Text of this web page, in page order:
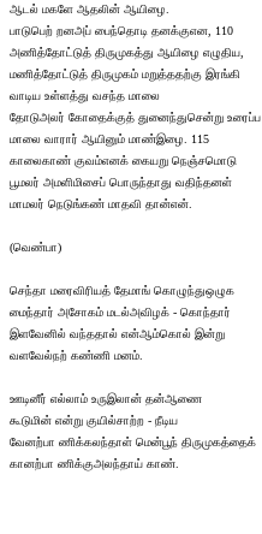
ஆடல் மகளே ஆதலின் ஆயிழை.
பாடுபெற் றனஅப் பைந்தொடி தனக்குஎன, 110
அணித்தோட்டுத் திருமுகத்து ஆயிழை எழுதிய,
மணித்தோட்டுத் திருமுகம் மறுத்ததற்கு இரங்கி
வாடிய உள்ளத்து வசந்த மாலை
தோடுஅலர் கோதைக்குத் துனைந்துசென்று உரைப்ப
மாலை வாரார் ஆயினும் மாண்இழை. 115
காலைகாண் குவம்எனக் கையறு நெஞ்சமொடு
பூமலர் அமளிமிசைப் பொருந்தாது வதிந்தனள்
மாமலர் நெடுங்கண் மாதவி தான்என்.
(வெண்பா)
செந்தா மரைவிரியத் தேமாங் கொழுந்துஒழுக
மைந்தார் அசோகம் மடல்அவிழக் - கொந்தார்
இளவேனில் வந்ததால் என்ஆம்கொல் இன்று
வளவேல்நற் கண்ணி மனம்.
ஊடினீர் எல்லாம் உருஇலான் தன்ஆணை
கூடுமின் என்று குயில்சாற்ற - நீடிய
வேனற்பா ணிக்கலந்தாள் மென்பூந் திருமுகத்தைக்
கானற்பா ணிக்குஅலந்தாய் காண்.